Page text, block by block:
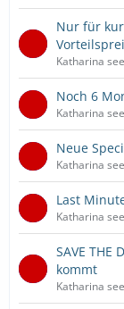
Nur für
Katharina
Noch 6
Katharina
Neue
Katharina
Last
Katharina
SAVE THE
kommt
Katharina